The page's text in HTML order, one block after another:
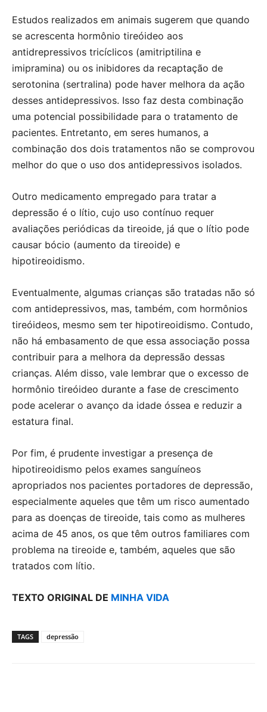
Estudos realizados em animais sugerem que quando
se acrescenta hormônio tireóideo aos
antidrepressivos tricíclicos (amitriptilina e
imipramina) ou os inibidores da recaptação de
serotonina (sertralina) pode haver melhora da ação
desses antidepressivos. Isso faz desta combinação
uma potencial possibilidade para o tratamento de
pacientes. Entretanto, em seres humanos, a
combinação dos dois tratamentos não se comprovou
melhor do que o uso dos antidepressivos isolados.
Outro medicamento empregado para tratar a
depressão é o lítio, cujo uso contínuo requer
avaliações periódicas da tireoide, já que o lítio pode
causar bócio (aumento da tireoide) e
hipotireoidismo.
Eventualmente, algumas crianças são tratadas não só
com antidepressivos, mas, também, com hormônios
tireóideos, mesmo sem ter hipotireoidismo. Contudo,
não há embasamento de que essa associação possa
contribuir para a melhora da depressão dessas
crianças. Além disso, vale lembrar que o excesso de
hormônio tireóideo durante a fase de crescimento
pode acelerar o avanço da idade óssea e reduzir a
estatura final.
Por fim, é prudente investigar a presença de
hipotireoidismo pelos exames sanguíneos
apropriados nos pacientes portadores de depressão,
especialmente aqueles que têm um risco aumentado
para as doenças de tireoide, tais como as mulheres
acima de 45 anos, os que têm outros familiares com
problema na tireoide e, também, aqueles que são
tratados com lítio.
TEXTO ORIGINAL DE MINHA VIDA
TAGS depressão